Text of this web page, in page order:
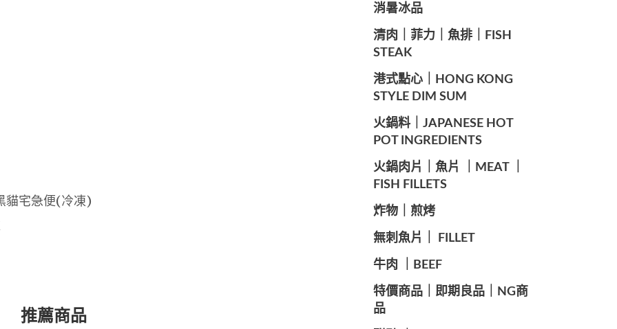
貓宅急便(冷凍)
推薦商品
️消暑冰品
️清肉｜菲力｜魚排｜FISH
STEAK
️港式點心｜HONG KONG
STYLE DIM SUM
️火鍋料｜JAPANESE HOT
POT INGREDIENTS
️火鍋肉片｜魚片 ｜MEAT ｜
FISH FILLETS
️炸物｜煎烤
️無刺魚片｜ FILLET
牛肉 ｜BEEF
️特價商品｜即期良品｜NG商
品